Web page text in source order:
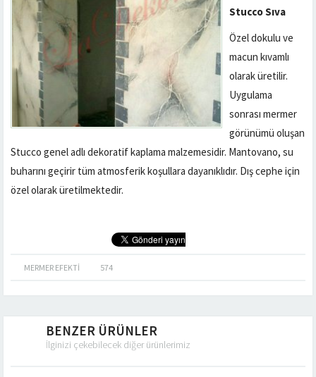
Stucco Sıva
Özel dokulu ve
macun kıvamlı
olarak üretilir.
Uygulama
sonrası mermer
görünümü oluşan
Stucco genel adlı dekoratif kaplama malzemesidir. Mantovano, su
buharını geçirir tüm atmosferik koşullara dayanıklıdır. Dış cephe için
özel olarak üretilmektedir.
MERMER EFEKTI 574
BENZER ÜRÜNLER
İlginizi çekebilecek diğer ürünlerimiz